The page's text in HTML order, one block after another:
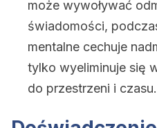
może wywoływać
świadomości,
mentalne cechuje
tylko wyeliminuje się
do przestrzeni i czasu.